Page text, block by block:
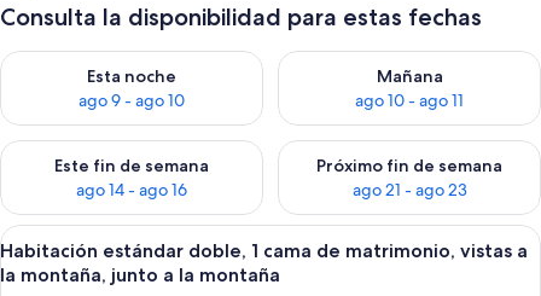
Consulta la disponibilidad para estas fechas
Esta noche
ago 9 - ago 10
Consulta la disponibilidad para esta noche, ago 9 - ago 10
Mañana
ago 10 - ago 11
Consulta la disponibilidad
Este fin de semana
ago 14 - ago 16
Consulta la disponibilidad para este fin de semana, ago 14 -
Próximo fin de semana
ago 21 - ago 23
Consulta la disponibilidad
Abrir
todas
Habitación de hotel con una cama
5
Habitación estándar doble, 1 cama de matrimonio, vistas a
la montaña, junto a la montaña